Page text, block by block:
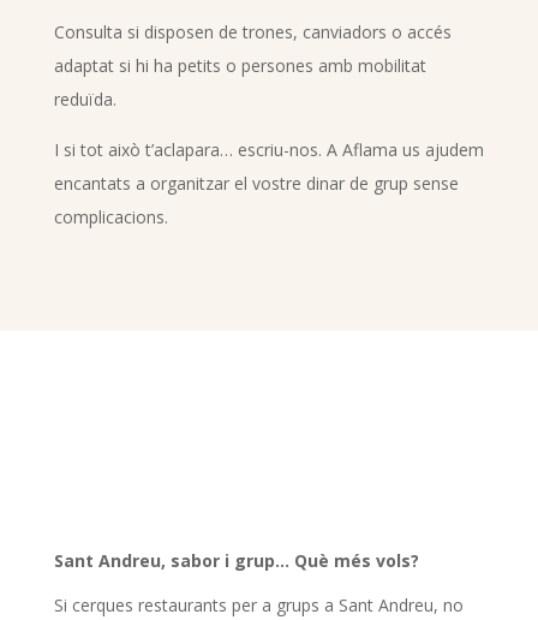
Consulta si disposen de trones, canviadors o accés
adaptat si hi ha petits o persones amb mobilitat
reduïda.
I si tot això t’aclapara… escriu-nos. A Aflama us ajudem
encantats a organitzar el vostre dinar de grup sense
complicacions.
Sant Andreu, sabor i grup… Què més vols?
Si cerques restaurants per a grups a Sant Andreu, no